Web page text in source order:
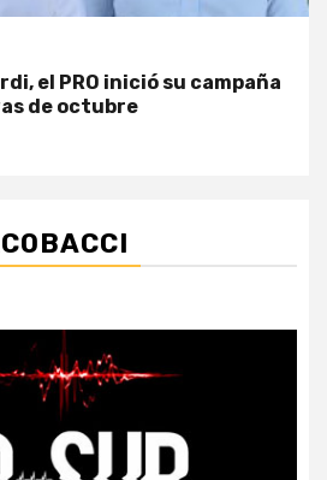
el PRO inició su campaña
de octubre